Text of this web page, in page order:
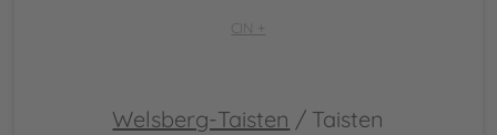
CIN +
Welsberg-Taisten / Taisten